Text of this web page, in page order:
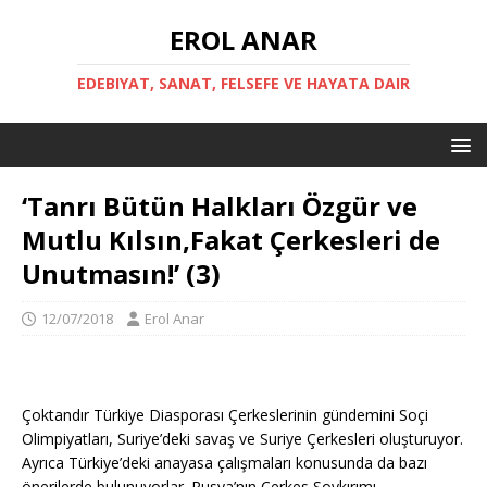
EROL ANAR
EDEBIYAT, SANAT, FELSEFE VE HAYATA DAIR
‘Tanrı Bütün Halkları Özgür ve
Mutlu Kılsın,Fakat Çerkesleri de
Unutmasın!’ (3)
12/07/2018 Erol Anar
Çoktandır Türkiye Diasporası Çerkeslerinin gündemini Soçi
Olimpiyatları, Suriye’deki savaş ve Suriye Çerkesleri oluşturuyor.
Ayrıca Türkiye’deki anayasa çalışmaları konusunda da bazı